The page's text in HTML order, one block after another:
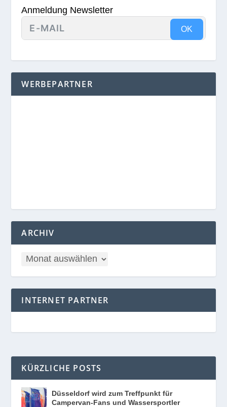
Anmeldung Newsletter
OK
WERBEPARTNER
ARCHIV
INTERNET PARTNER
KÜRZLICHE POSTS
Düsseldorf wird zum Treffpunkt für
Campervan-Fans und Wassersportler